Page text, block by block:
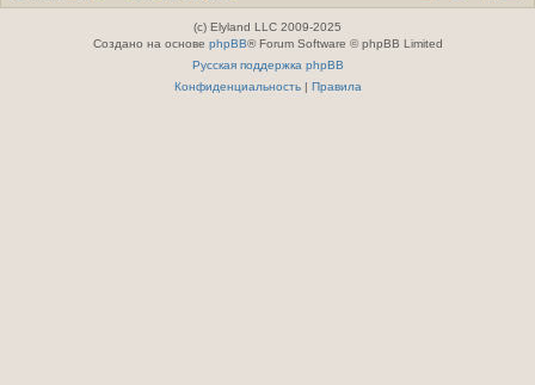
(c) Elyland LLC 2009-2025
Создано на основе phpBB® Forum Software © phpBB Limited
Русская поддержка phpBB
Конфиденциальность| Правила